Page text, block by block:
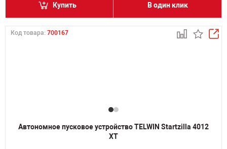
Купить В один клик
Код товара: 700167
Автономное пусковое устройство TELWIN Startzilla 4012
XT